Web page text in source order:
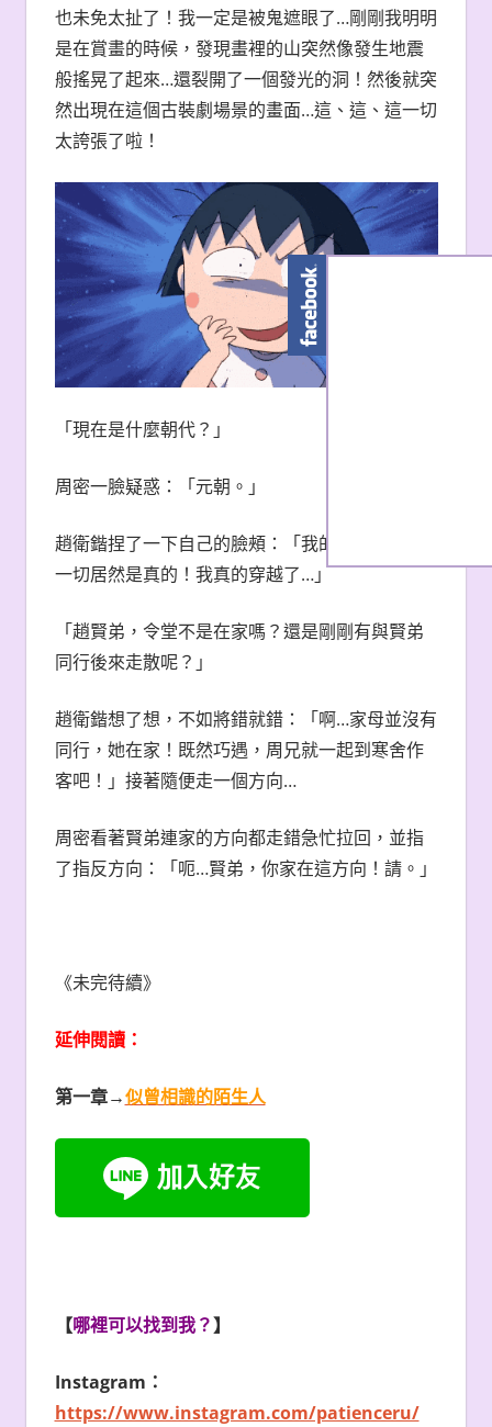
也未免太扯了！我一定是被鬼遮眼了…剛剛我明明
是在賞畫的時候，發現畫裡的山突然像發生地震
般搖晃了起來…還裂開了一個發光的洞！然後就突
然出現在這個古裝劇場景的畫面…這、這、這一切
太誇張了啦！
「現在是什麼朝代？」
周密一臉疑惑：「元朝。」
趙衛鍇捏了一下自己的臉頰：「我的媽媽咪呀…這
一切居然是真的！我真的穿越了…」
「趙賢弟，令堂不是在家嗎？還是剛剛有與賢弟
同行後來走散呢？」
趙衛鍇想了想，不如將錯就錯：「啊…家母並沒有
同行，她在家！既然巧遇，周兄就一起到寒舍作
客吧！」接著隨便走一個方向…
周密看著賢弟連家的方向都走錯急忙拉回，並指
了指反方向：「呃…賢弟，你家在這方向！請。」
《未完待續》
延伸閱讀：
第一章→似曾相識的陌生人
【哪裡可以找到我？】
Instagram ：
https://www.instagram.com/patienceru/